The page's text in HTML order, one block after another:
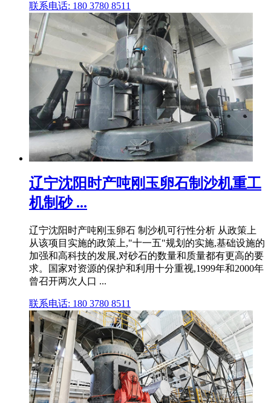
联系电话: 180 3780 8511
辽宁沈阳时产吨刚玉卵石制沙机重工
机制砂 ...
辽宁沈阳时产吨刚玉卵石 制沙机可行性分析 从政策上
从该项目实施的政策上,"十一五"规划的实施,基础设施的
加强和高科技的发展,对砂石的数量和质量都有更高的要
求。国家对资源的保护和利用十分重视,1999年和2000年
曾召开两次人口 ...
联系电话: 180 3780 8511